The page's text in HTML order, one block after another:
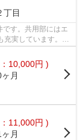
丁目
す。共用部にはエ
実しています。通
10,000円 )
月
11,000円 )
ヶ月